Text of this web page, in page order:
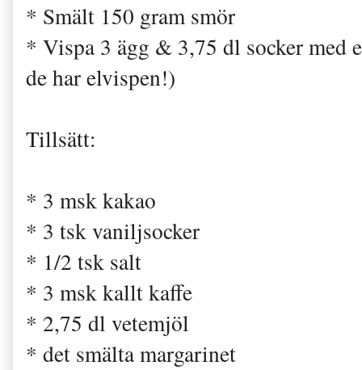
* Smält 150 gram smör
* Vispa 3 ägg & 3,75 dl socker med
de har elvispen!)
Tillsätt:
* 3 msk kakao
* 3 tsk vaniljsocker
* 1/2 tsk salt
* 3 msk kallt kaffe
* 2,75 dl vetemjöl
* det smälta margarinet